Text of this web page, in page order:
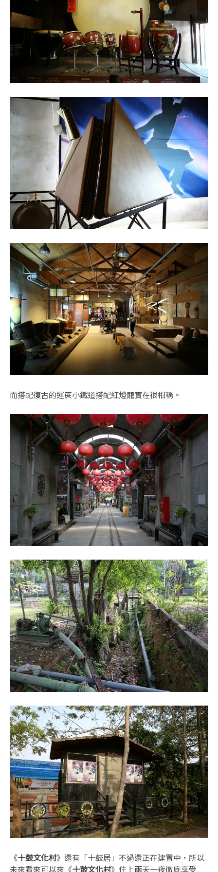
而搭配復古的運蔗小鐵道搭配紅燈籠實在很相稱。
《十鼓文化村》還有「十鼓居」不過還正在建置中，所以
未來看來可以來《十鼓文化村》住上兩天一夜徹底享受